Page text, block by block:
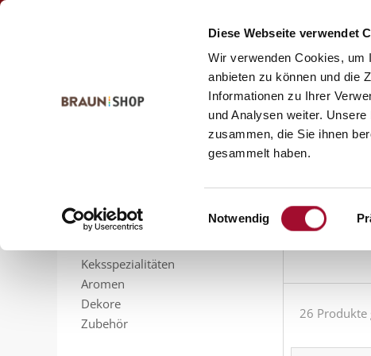
Diese Webseite verwendet
Wir verwenden Cookies, um
anbieten zu können und die
Informationen zu Ihrer
und Analysen weiter.
zusammen, die Sie ihnen
gesammelt haben.
Einwilligungsauswahl
Notwendig
Zum
Zum
Startseite alle Produkte Bäckerei Backmittel
Sahnestandmittel
Gelier- und Bindemittel
Keksspezialitäten
Aromen
Dekore
Zubehör
26 Produkte